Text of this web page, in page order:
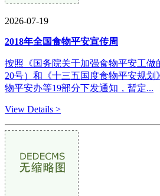
2026-07-19
2018年全国食物平安宣传周
按照《国务院关于加强食物平安工做
20号）和《十三五国度食物平安规
物平安办等19部分下发通知，暂定...
View Details >